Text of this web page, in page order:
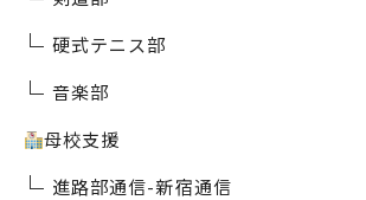
硬式テニス部
音楽部
母校支援
進路部通信-新宿通信